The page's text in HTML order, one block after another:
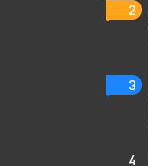
2
3
4